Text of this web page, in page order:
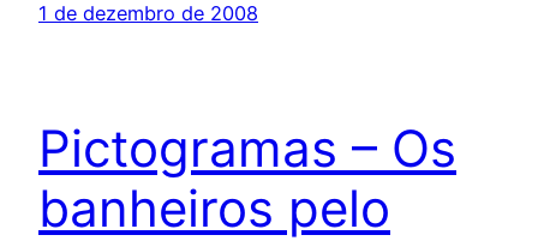
1 de dezembro de 2008
Pictogramas – Os
banheiros pelo